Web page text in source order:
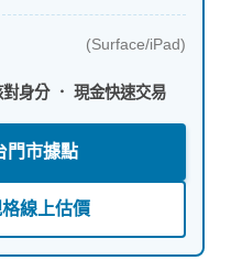
(Surface/iPad)
身分 ． 現金快速交易
門市據點
線上估價